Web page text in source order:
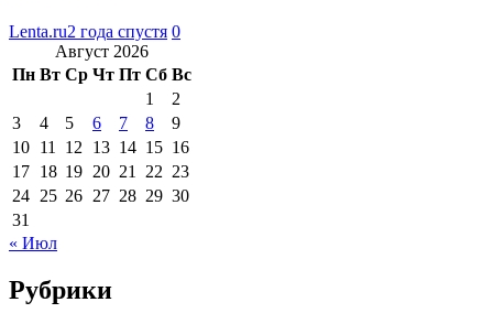
Lenta.ru2 года спустя 0
Август 2026
Пн Вт Ср Чт Пт Сб Вс
1
2
3
4 5 6 7 8
9
10 11 12 13 14 15 16
17 18 19 20 21 22 23
24 25 26 27 28 29 30
31
« Июл
Рубрики